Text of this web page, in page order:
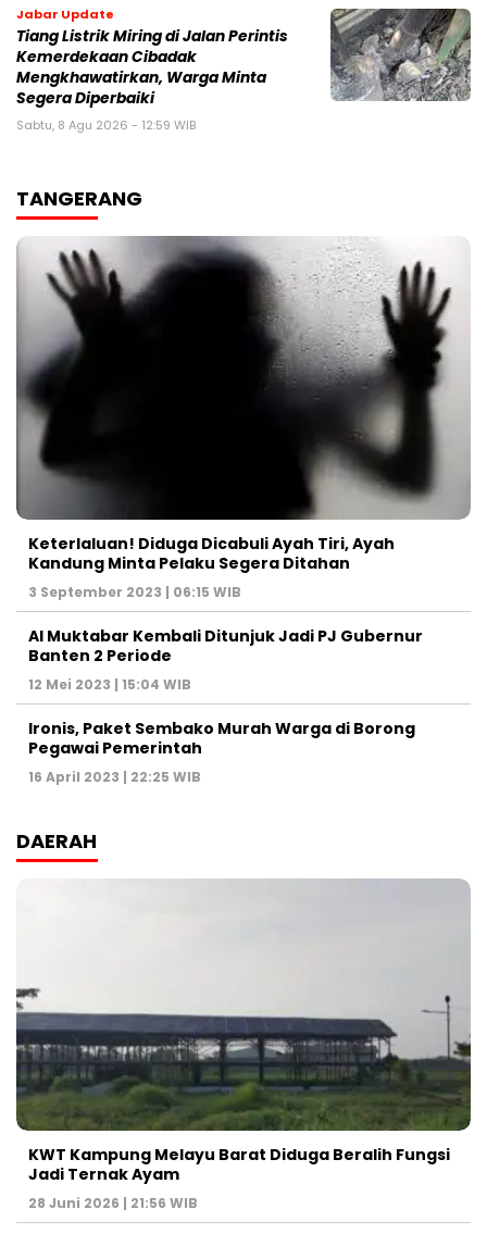
Jabar Update
Tiang Listrik Miring di Jalan Perintis
Kemerdekaan Cibadak
Mengkhawatirkan, Warga Minta
Segera Diperbaiki
Sabtu, 8 Agu 2026 - 12:59 WIB
TANGERANG
Keterlaluan! Diduga Dicabuli Ayah Tiri, Ayah
Kandung Minta Pelaku Segera Ditahan
3 September 2023 | 06:15 WIB
Al Muktabar Kembali Ditunjuk Jadi PJ Gubernur
Banten 2 Periode
12 Mei 2023 | 15:04 WIB
Ironis, Paket Sembako Murah Warga di Borong
Pegawai Pemerintah
16 April 2023 | 22:25 WIB
DAERAH
KWT Kampung Melayu Barat Diduga Beralih Fungsi
Jadi Ternak Ayam
28 Juni 2026 | 21:56 WIB